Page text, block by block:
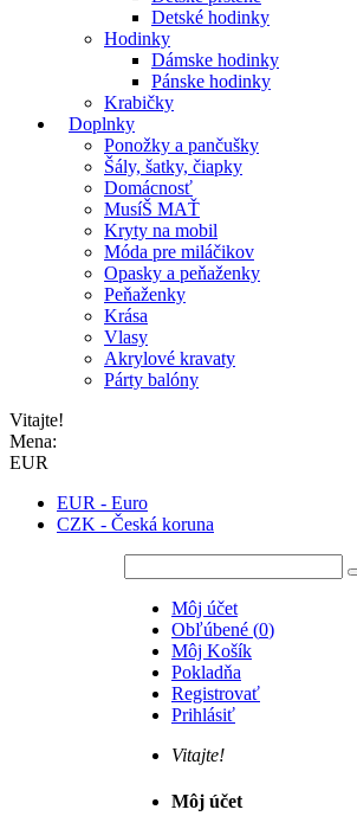
Detské hodinky
Hodinky
Dámske hodinky
Pánske hodinky
Krabičky
Doplnky
Ponožky a pančušky
Šály, šatky, čiapky
Domácnosť
MusíŠ MAŤ
Kryty na mobil
Móda pre miláčikov
Opasky a peňaženky
Peňaženky
Krása
Vlasy
Akrylové kravaty
Párty balóny
Vitajte!
Mena:
EUR
EUR - Euro
CZK - Česká koruna
Môj účet
Obľúbené (0)
Môj Košík
Pokladňa
Registrovať
Prihlásiť
Vitajte!
Môj účet